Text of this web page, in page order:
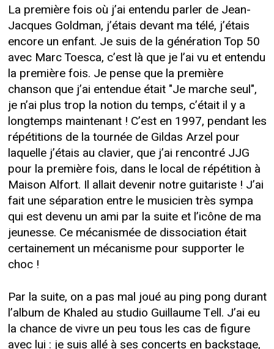
La première fois où j’ai entendu parler de Jean-
Jacques Goldman, j’étais devant ma télé, j’étais
encore un enfant. Je suis de la génération Top 50
avec Marc Toesca, c’est là que je l’ai vu et entendu
la première fois. Je pense que la première
chanson que j’ai entendue était "Je marche seul",
je n’ai plus trop la notion du temps, c’était il y a
longtemps maintenant ! C’est en 1997, pendant les
répétitions de la tournée de Gildas Arzel pour
laquelle j’étais au clavier, que j’ai rencontré JJG
pour la première fois, dans le local de répétition à
Maison Alfort. Il allait devenir notre guitariste ! J’ai
fait une séparation entre le musicien très sympa
qui est devenu un ami par la suite et l’icône de ma
jeunesse. Ce mécanismée de dissociation était
certainement un mécanisme pour supporter le
choc !
Par la suite, on a pas mal joué au ping pong durant
l’album de Khaled au studio Guillaume Tell. J’ai eu
la chance de vivre un peu tous les cas de figure
avec lui : je suis allé à ses concerts en backstage,